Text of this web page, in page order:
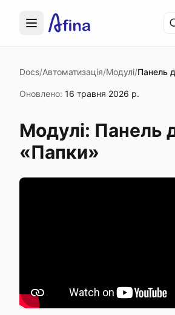
Docs/Автоматизація/Модулі/Панель
Оновлено: 16 травня 2026 р.
Модулі: Панель
«Папки»